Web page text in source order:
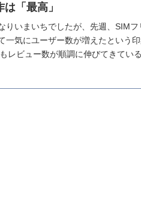
「最高」
りいまいちでしたが、先週、SIM
一気にユーザー数が増えたという印
レビュー数が順調に伸びてきてい